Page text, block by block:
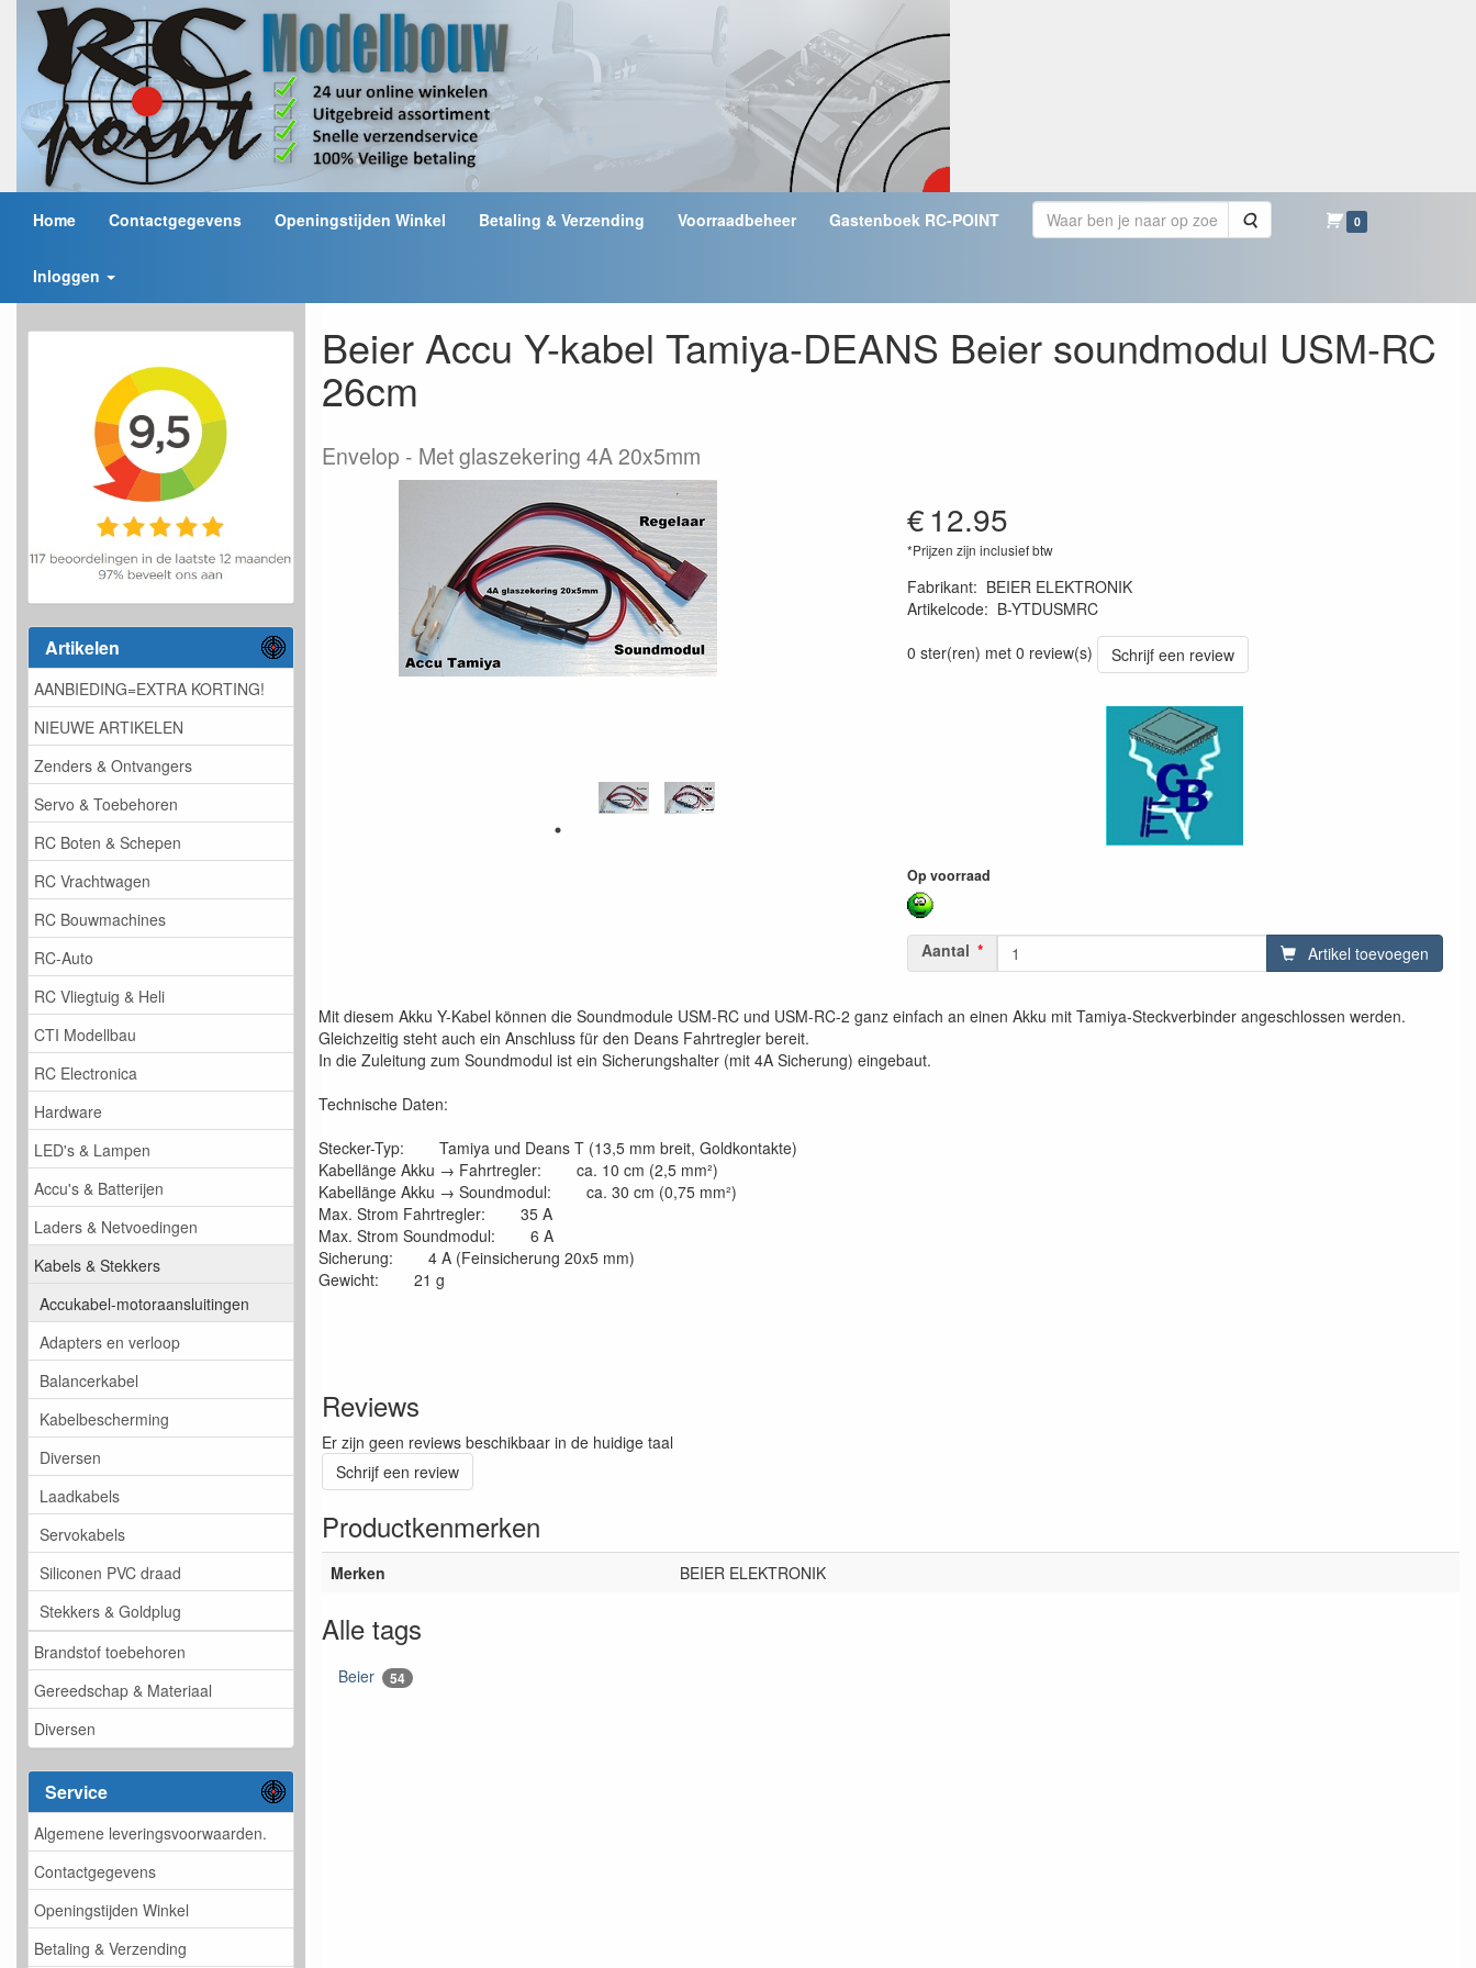
Home Contactgegevens Openingstijden Winkel Betaling & Verzending Voorraadbeheer Gastenboek RC-POINT Zoeken 0
Inloggen
Artikelen
AANBIEDING=EXTRA KORTING!
NIEUWE ARTIKELEN
Zenders & Ontvangers
Servo & Toebehoren
RC Boten & Schepen
RC Vrachtwagen
RC Bouwmachines
RC-Auto
RC Vliegtuig & Heli
CTI Modellbau
RC Electronica
Hardware
LED's & Lampen
Accu's & Batterijen
Laders & Netvoedingen
Kabels & Stekkers
Accukabel-motoraansluitingen
Adapters en verloop
Balancerkabel
Kabelbescherming
Diversen
Laadkabels
Servokabels
Siliconen PVC draad
Stekkers & Goldplug
Brandstof toebehoren
Gereedschap & Materiaal
Diversen
Service
Algemene leveringsvoorwaarden.
Contactgegevens
Openingstijden Winkel
Betaling & Verzending
Beier Accu Y-kabel Tamiya-DEANS Beier soundmodul USM-RC
26cm
Envelop Met glaszekering 4A 20x5mm
€12.95
*Prijzen zijn inclusief btw
Fabrikant: BEIER ELEKTRONIK
Artikelcode: B-YTDUSMRC
0 ster(ren) met 0 review(s)
Schrijf een review
Op voorraad
Aantal Artikel toevoegen
Mit diesem Akku Y-Kabel können die Soundmodule USM-RC und USM-RC-2 ganz einfach an einen Akku mit Tamiya-Steckverbinder angeschlossen werden.
Gleichzeitig steht auch ein Anschluss für den Deans Fahrtregler bereit.
In die Zuleitung zum Soundmodul ist ein Sicherungshalter (mit 4A Sicherung) eingebaut.
Technische Daten:
Stecker-Typ: Tamiya und Deans T (13,5 mm breit, Goldkontakte)
Kabellänge Akku → Fahrtregler: ca. 10 cm (2,5 mm²)
Kabellänge Akku → Soundmodul: ca. 30 cm (0,75 mm²)
Max. Strom Fahrtregler: 35 A
Max. Strom Soundmodul: 6 A
Sicherung: 4 A (Feinsicherung 20x5 mm)
Gewicht: 21 g
Reviews
Er zijn geen reviews beschikbaar in de huidige taal
Schrijf een review
Productkenmerken
Merken BEIER ELEKTRONIK
Alle tags
Beier 54